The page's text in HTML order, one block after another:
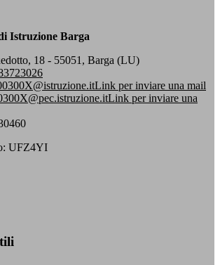
Istruzione Barga
18 - 55051, Barga (LU)
Link per inviare una mail
Link per inviare una
UFZ4YI